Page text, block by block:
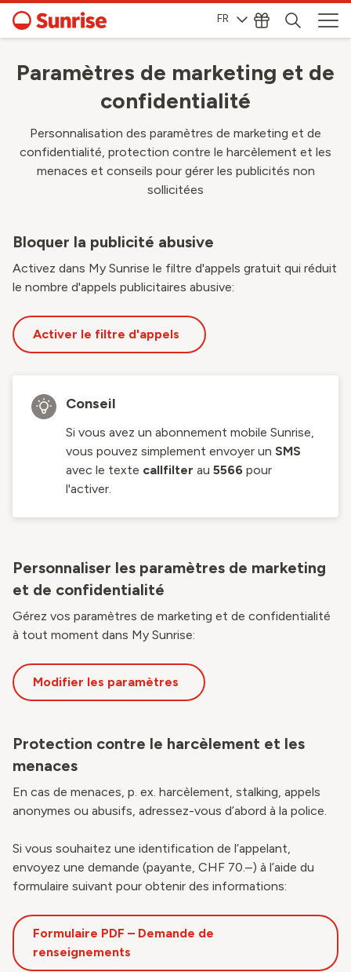
FR
Paramètres de marketing et de
confidentialité
Personnalisation des paramètres de marketing et de
confidentialité, protection contre le harcèlement et les
menaces et conseils pour gérer les publicités non
sollicitées
Bloquer la publicité abusive
Activez dans My Sunrise le filtre d'appels gratuit qui réduit
le nombre d'appels publicitaires abusive:
Activer le filtre d'appels
Conseil
Si vous avez un abonnement mobile Sunrise,
vous pouvez simplement envoyer un SMS
avec le texte callfilter au 5566 pour
l'activer.
Personnaliser les paramètres de marketing
et de confidentialité
Gérez vos paramètres de marketing et de confidentialité
à tout moment dans My Sunrise:
Modifier les paramètres
Protection contre le harcèlement et les
menaces
En cas de menaces, p. ex. harcèlement, stalking, appels
anonymes ou abusifs, adressez-vous d’abord à la police.
Si vous souhaitez une identification de l’appelant,
envoyez une demande (payante, CHF 70.–) à l’aide du
formulaire suivant pour obtenir des informations:
Formulaire PDF – Demande de
renseignements